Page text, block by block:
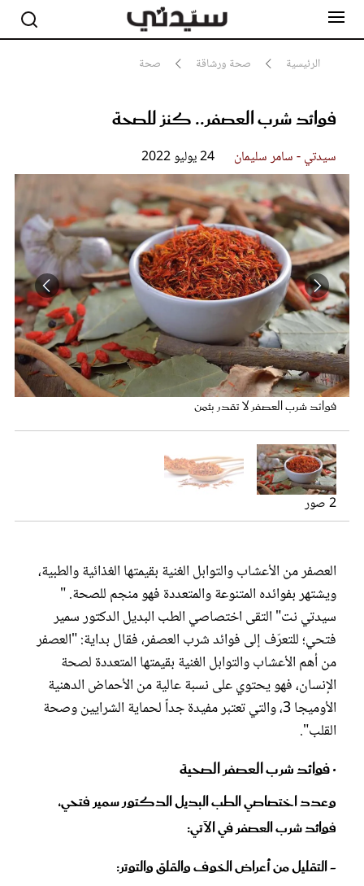
الرئيسية صحة ورشاقة صحة
فوائد شرب العصفر.. كنز للصحة
سيدتي - سامر سليمان 24 يوليو 2022
فوائد شرب العصفر لا تقدر بثمن
فوائد شرب العصفر مذهلة
2 صور
العصفر من الأعشاب والتوابل الغنية بقيمتها الغذائية والطبية،
ويشتهر بفوائده المتنوعة والمتعددة فهو منجم للصحة. "
سيدتي نت" التقى اختصاصي الطب البديل الدكتور سمير
فتحي؛ للتعرّف إلى فوائد شرب العصفر، فقال بداية: "العصفر
من أهم الأعشاب والتوابل الغنية بقيمتها المتعددة لصحة
الإنسان، فهو يحتوي على نسبة عالية من الأحماض الدهنية
الأوميجا 3، والتي تعتبر مفيدة جداً لحماية الشرايين وصحة
القلب".
• فوائد شرب العصفر الصحية
وعدد اختصاصي الطب البديل الدكتور سمير فتحي،
فوائد شرب العصفر في الآتي:
- التقليل من أعراض الخوف والقلق والتوتر:
مشاهير
جمال
صحة ورشاقة
سيدتي وطفلك
لايف ستايل
بلس+
فيديو
مطبخ سيدتي
مقالات الرأي
ستايل
تقارير
عروس سيدتي
مجلة سيدتي
غلاف رفمي